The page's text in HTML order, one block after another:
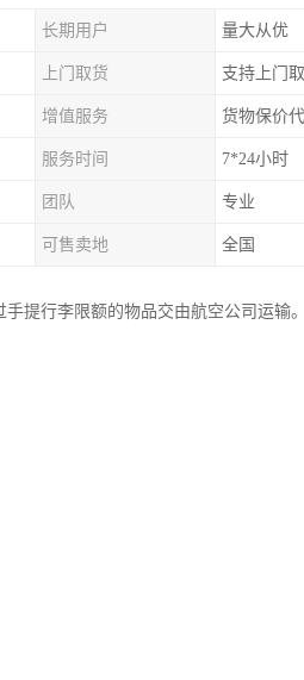
长期用户 量大从优
上门取货 支持上门
增值服务 货物保价
服务时间 7*24小时
团队 专业
可售卖地 全国
提行李限额的物品交由航空公司运输